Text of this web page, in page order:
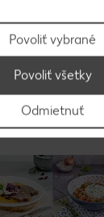
Povoliť vybrané
Odmietnuť
Povoliť všetky